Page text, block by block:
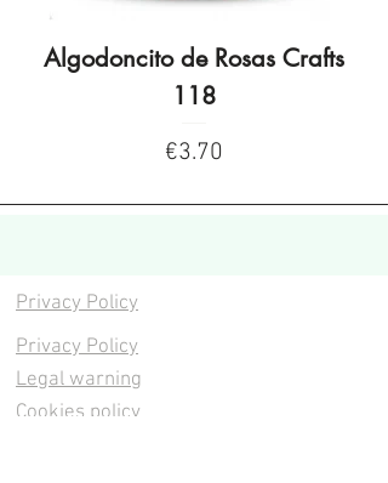
Algodoncito de Rosas Crafts
118
Price
€3.70
Privacy Policy
Privacy Policy
Legal warning
Cookies policy